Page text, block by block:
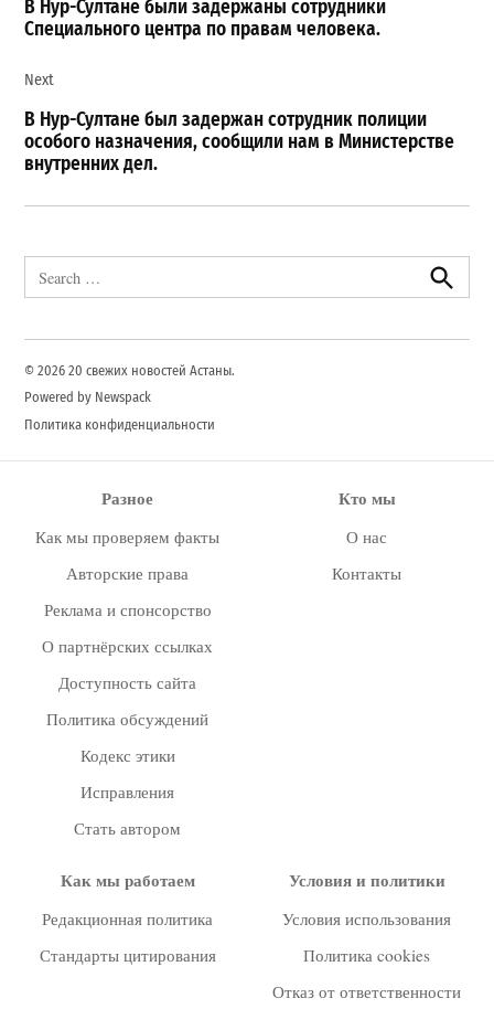
записям
В Нур-Султане были задержаны сотрудники
Специального центра по правам человека.
Next
В Нур-Султане был задержан сотрудник полиции
особого назначения, сообщили нам в Министерстве
внутренних дел.
for:
Search
© 2026 20 свежих новостей Астаны.
Powered by Newspack
Политика конфиденциальности
Разное
Как мы проверяем факты
Авторские права
Реклама и спонсорство
О партнёрских ссылках
Доступность сайта
Политика обсуждений
Кодекс этики
Исправления
Стать автором
Кто мы
О нас
Контакты
Как мы работаем
Редакционная политика
Стандарты цитирования
Условия и политики
Условия использования
Политика cookies
Отказ от ответственности